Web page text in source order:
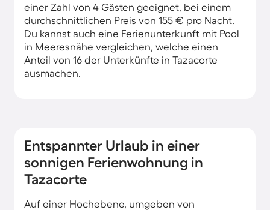
einer Zahl von 4 Gästen geeignet, bei einem
durchschnittlichen Preis von 155 € pro Nacht.
Du kannst auch eine Ferienunterkunft mit Pool
in Meeresnähe vergleichen, welche einen
Anteil von 16 der Unterkünfte in Tazacorte
ausmachen.
Entspannter Urlaub in einer
sonnigen Ferienwohnung in
Tazacorte
Auf einer Hochebene, umgeben von